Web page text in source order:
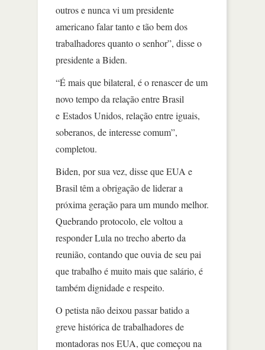
outros e nunca vi um presidente
americano falar tanto e tão bem dos
trabalhadores quanto o senhor”, disse o
presidente a Biden.
“É mais que bilateral, é o renascer de um
novo tempo da relação entre Brasil
e Estados Unidos, relação entre iguais,
soberanos, de interesse comum”,
completou.
Biden, por sua vez, disse que EUA e
Brasil têm a obrigação de liderar a
próxima geração para um mundo melhor.
Quebrando protocolo, ele voltou a
responder Lula no trecho aberto da
reunião, contando que ouvia de seu pai
que trabalho é muito mais que salário, é
também dignidade e respeito.
O petista não deixou passar batido a
greve histórica de trabalhadores de
montadoras nos EUA, que começou na